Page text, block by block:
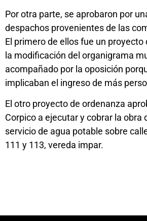
Por otra parte, se aprobaron por
despachos provenientes de las
El primero de ellos fue un proyecto
la modificación del organigrama
acompañado por la oposición
implicaban el ingreso de más
El otro proyecto de ordenanza
Corpico a ejecutar y cobrar la obra
servicio de agua potable sobre
111 y 113, vereda impar.